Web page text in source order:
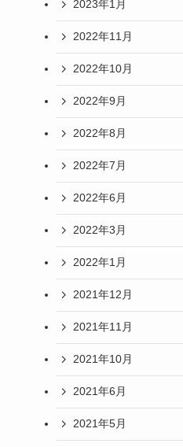
2023年1月
2022年11月
2022年10月
2022年9月
2022年8月
2022年7月
2022年6月
2022年3月
2022年1月
2021年12月
2021年11月
2021年10月
2021年6月
2021年5月